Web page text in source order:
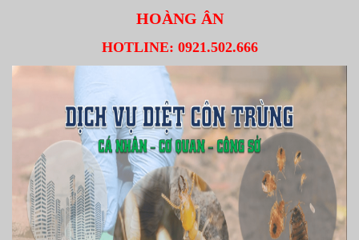
HOÀNG ÂN
HOTLINE: 0921.502.666